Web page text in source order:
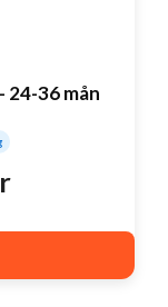
24-36 mån
Det